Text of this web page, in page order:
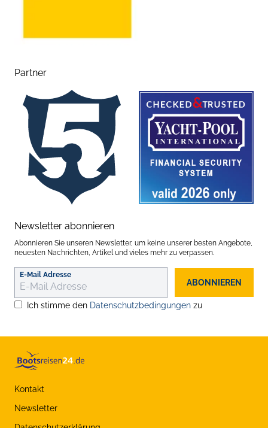
Partner
Newsletter abonnieren
Abonnieren Sie unseren Newsletter, um keine unserer besten Angebote,
neuesten Nachrichten, Artikel und vieles mehr zu verpassen.
E-Mail Adresse
ABONNIEREN
Ich stimme den Datenschutzbedingungen zu
Kontakt
Newsletter